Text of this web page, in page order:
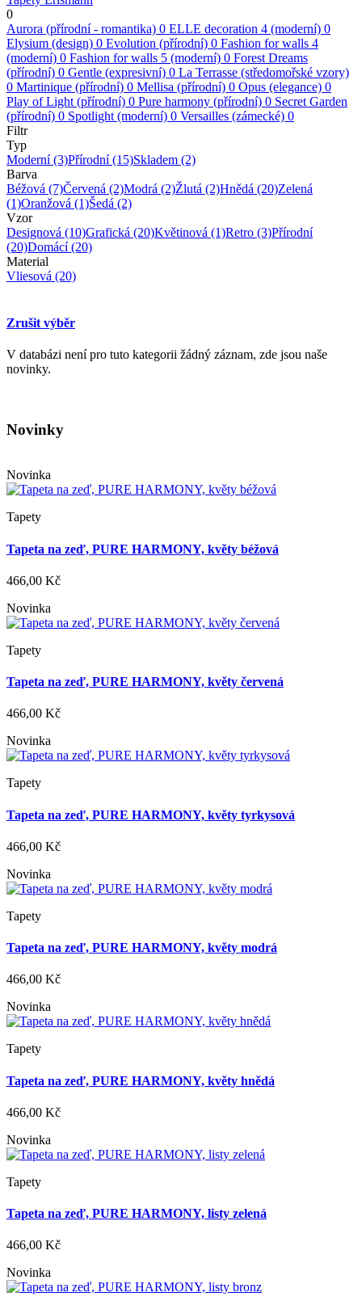
0
Aurora (přírodní - romantika) 0 ELLE decoration 4 (moderní) 0
Elysium (design) 0 Evolution (přírodní) 0 Fashion for walls 4
(moderní) 0 Fashion for walls 5 (moderní) 0 Forest Dreams
(přírodní) 0 Gentle (expresivní) 0 La Terrasse (středomořské vzory)
0 Martinique (přírodní) 0 Mellisa (přírodní) 0 Opus (elegance) 0
Play of Light (přírodní) 0 Pure harmony (přírodní) 0 Secret Garden
(přírodní) 0 Spotlight (moderní) 0 Versailles (zámecké) 0
Filtr
Typ
Moderní(3)Přírodní(15)Skladem (2)
Barva
Béžová (7)Červená (2)Modrá (2)Žlutá (2)Hnědá (20)Zelená
(1)Oranžová (1)Šedá (2)
Vzor
Designová (10)Grafická (20)Květinová (1)Retro (3)Přírodní
(20)Domácí(20)
Material
Vliesová (20)
Zrušit výběr
V databázi není pro tuto kategorii žádný záznam, zde jsou naše
novinky.
Novinky
Novinka
Tapety
Tapeta na zeď, PURE HARMONY, květy béžová
466,00 Kč
Novinka
Tapety
Tapeta na zeď, PURE HARMONY, květy červená
466,00 Kč
Novinka
Tapety
Tapeta na zeď, PURE HARMONY, květy tyrkysová
466,00 Kč
Novinka
Tapety
Tapeta na zeď, PURE HARMONY, květy modrá
466,00 Kč
Novinka
Tapety
Tapeta na zeď, PURE HARMONY, květy hnědá
466,00 Kč
Novinka
Tapety
Tapeta na zeď, PURE HARMONY, listy zelená
466,00 Kč
Novinka